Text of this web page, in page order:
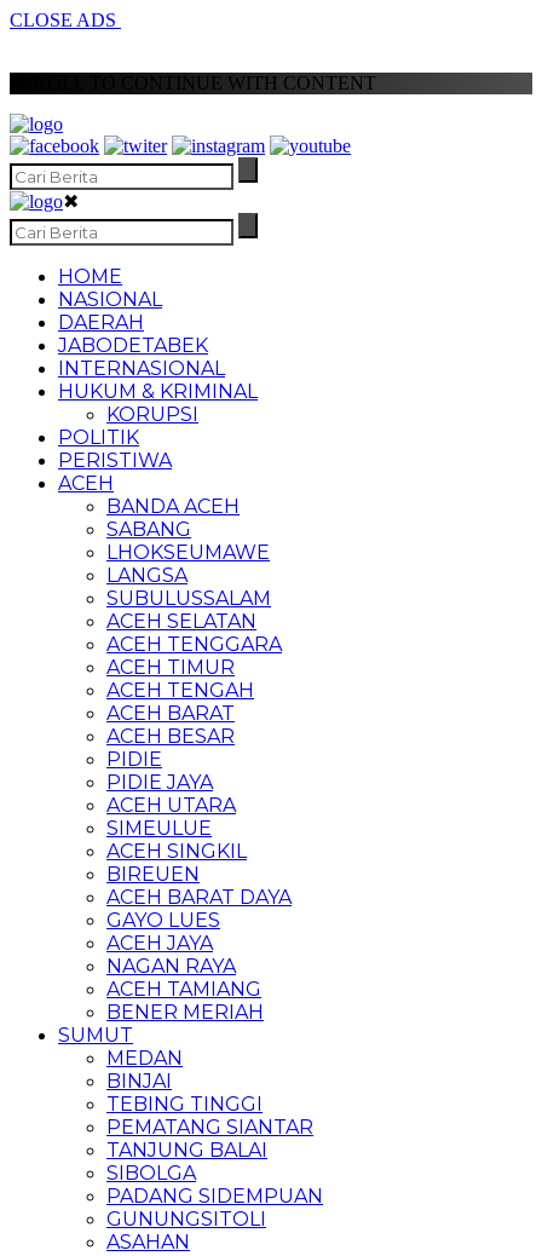
CLOSE ADS
SCROLL TO CONTINUE WITH CONTENT
✖
HOME
NASIONAL
DAERAH
JABODETABEK
INTERNASIONAL
HUKUM & KRIMINAL
KORUPSI
POLITIK
PERISTIWA
ACEH
BANDA ACEH
SABANG
LHOKSEUMAWE
LANGSA
SUBULUSSALAM
ACEH SELATAN
ACEH TENGGARA
ACEH TIMUR
ACEH TENGAH
ACEH BARAT
ACEH BESAR
PIDIE
PIDIE JAYA
ACEH UTARA
SIMEULUE
ACEH SINGKIL
BIREUEN
ACEH BARAT DAYA
GAYO LUES
ACEH JAYA
NAGAN RAYA
ACEH TAMIANG
BENER MERIAH
SUMUT
MEDAN
BINJAI
TEBING TINGGI
PEMATANG SIANTAR
TANJUNG BALAI
SIBOLGA
PADANG SIDEMPUAN
GUNUNGSITOLI
ASAHAN